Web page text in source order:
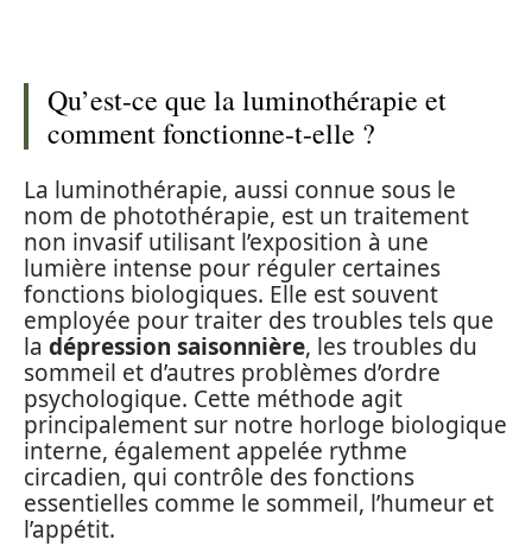
Qu’est-ce que la luminothérapie et
comment fonctionne-t-elle ?
La luminothérapie, aussi connue sous le
nom de photothérapie, est un traitement
non invasif utilisant l’exposition à une
lumière intense pour réguler certaines
fonctions biologiques. Elle est souvent
employée pour traiter des troubles tels que
la dépression saisonnière, les troubles du
sommeil et d’autres problèmes d’ordre
psychologique. Cette méthode agit
principalement sur notre horloge biologique
interne, également appelée rythme
circadien, qui contrôle des fonctions
essentielles comme le sommeil, l’humeur et
l’appétit.